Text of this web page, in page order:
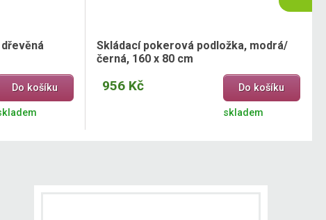
Do košíku
Skládací pokerová podložka, modrá/
černá, 160 x 80 cm
956 Kč Do košíku
skladem